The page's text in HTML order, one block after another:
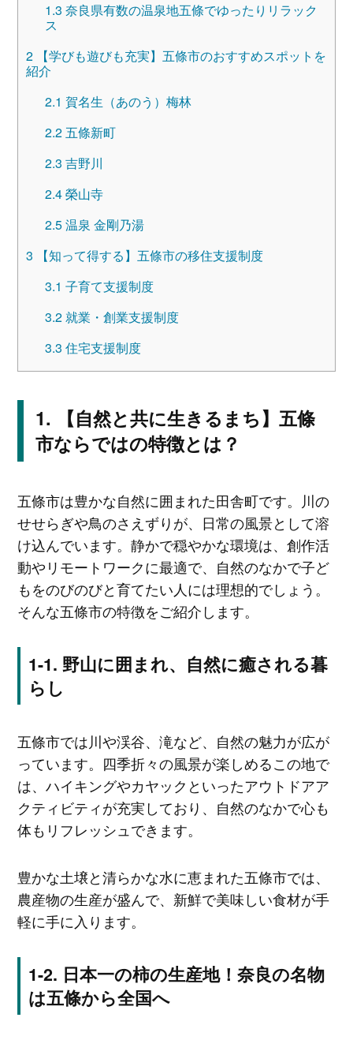
1.3 奈良県有数の温泉地五條でゆったりリラック
ス
2【学びも遊びも充実】五條市のおすすめスポットを
紹介
2.1 賀名生（あのう）梅林
2.2五條新町
2.3 吉野川
2.4榮山寺
2.5温泉 金剛乃湯
3 【知って得する】五條市の移住支援制度
3.1 子育て支援制度
3.2就業・創業支援制度
3.3 住宅支援制度
【自然と共に生きるまち】五條
市ならではの特徴とは？
五條市は豊かな自然に囲まれた田舎町です。川の
せせらぎや鳥のさえずりが、日常の風景として溶
け込んでいます。静かで穏やかな環境は、創作活
動やリモートワークに最適で、自然のなかで子ど
もをのびのびと育てたい人には理想的でしょう。
そんな五條市の特徴をご紹介します。
野山に囲まれ、自然に癒される暮
らし
五條市では川や渓谷、滝など、自然の魅力が広が
っています。四季折々の風景が楽しめるこの地で
は、ハイキングやカヤックといったアウトドアア
クティビティが充実しており、自然のなかで心も
体もリフレッシュできます。
豊かな土壌と清らかな水に恵まれた五條市では、
農産物の生産が盛んで、新鮮で美味しい食材が手
軽に手に入ります。
日本一の柿の生産地！奈良の名物
は五條から全国へ